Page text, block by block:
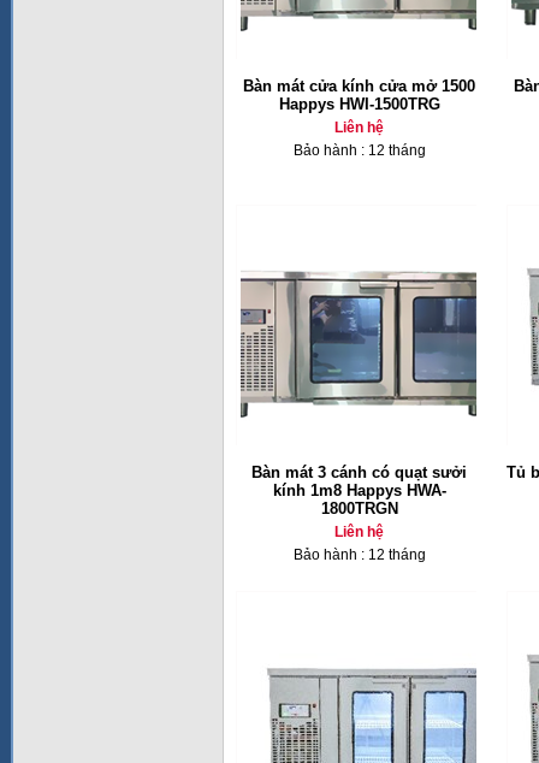
Bàn mát cửa kính cửa mở 1500
Happys HWI-1500TRG
Liên hệ
Bảo hành : 12 tháng
Bàn mát 3 cánh có quạt sưởi
kính 1m8 Happys HWA-
1800TRGN
Liên hệ
Bảo hành : 12 tháng
Tủ